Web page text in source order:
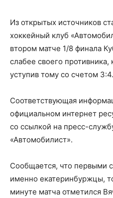
Из открытых источников
хоккейный клуб
втором матче 1/8 финала
слабее своего противника,
уступив тому со счетом 3:4.
Соответствующая
официальном интернет
со ссылкой на пресс-
«Автомобилист».
Сообщается, что первыми
именно екатеринбуржцы,
минуте матча отметился